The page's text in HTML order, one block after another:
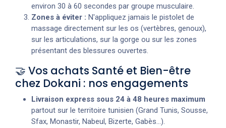
environ 30 à 60 secondes par groupe musculaire.
Zones à éviter : N'appliquez jamais le pistolet de
massage directement sur les os (vertèbres, genoux),
sur les articulations, sur la gorge ou sur les zones
présentant des blessures ouvertes.
🤝 Vos achats Santé et Bien-être
chez Dokani : nos engagements
Livraison express sous 24 à 48 heures maximum
partout sur le territoire tunisien (Grand Tunis, Sousse,
Sfax, Monastir, Nabeul, Bizerte, Gabès...).